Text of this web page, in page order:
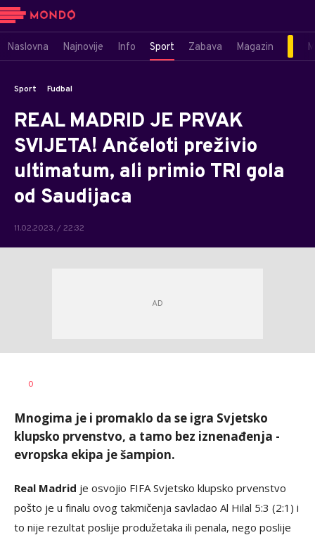
Naslovna Najnovije Info Sport Zabava Magazin
Sport Fudbal
REAL MADRID JE PRVAK
SVIJETA! Ančeloti preživio
ultimatum, ali primio TRI gola
od Saudijaca
11.02.2023. / 22:32
AUTOR
0
Mnogima je i promaklo da se igra Svjetsko
klupsko prvenstvo, a tamo bez iznenađenja -
evropska ekipa je šampion.
Real Madrid je osvojio FIFA Svjetsko klupsko prvenstvo
pošto je u finalu ovog takmičenja savladao Al Hilal 5:3 (2:1) i
to nije rezultat poslije produžetaka ili penala, nego poslije